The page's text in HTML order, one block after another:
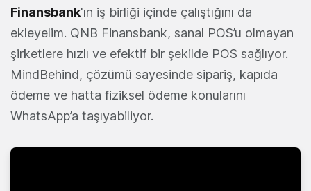
Finansbank'ın iş birliği içinde çalıştığını da
ekleyelim. QNB Finansbank, sanal POS’u olmayan
şirketlere hızlı ve efektif bir şekilde POS sağlıyor.
MindBehind, çözümü sayesinde sipariş, kapıda
ödeme ve hatta fiziksel ödeme konularını
WhatsApp’a taşıyabiliyor.